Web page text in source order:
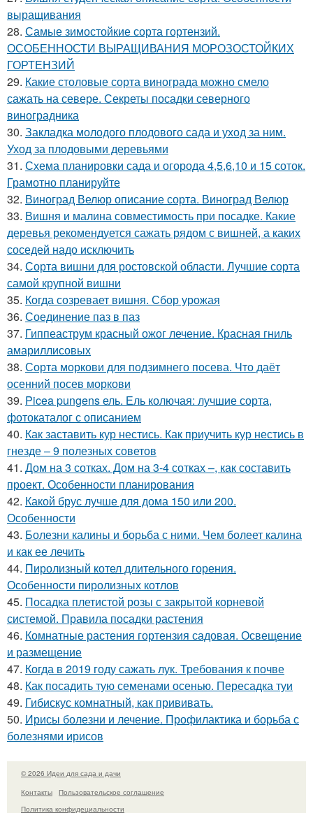
выращивания
28. Самые зимостойкие сорта гортензий.
ОСОБЕННОСТИ ВЫРАЩИВАНИЯ МОРОЗОСТОЙКИХ
ГОРТЕНЗИЙ
29. Какие столовые сорта винограда можно смело
сажать на севере. Секреты посадки северного
виноградника
30. Закладка молодого плодового сада и уход за ним.
Уход за плодовыми деревьями
31. Схема планировки сада и огорода 4,5,6,10 и 15 соток.
Грамотно планируйте
32. Виноград Велюр описание сорта. Виноград Велюр
33. Вишня и малина совместимость при посадке. Какие
деревья рекомендуется сажать рядом с вишней, а каких
соседей надо исключить
34. Сорта вишни для ростовской области. Лучшие сорта
самой крупной вишни
35. Когда созревает вишня. Сбор урожая
36. Соединение паз в паз
37. Гиппеаструм красный ожог лечение. Красная гниль
амариллисовых
38. Сорта моркови для подзимнего посева. Что даёт
осенний посев моркови
39. Picea pungens ель. Ель колючая: лучшие сорта,
фотокаталог с описанием
40. Как заставить кур нестись. Как приучить кур нестись в
гнезде – 9 полезных советов
41. Дом на 3 сотках. Дом на 3-4 сотках –, как составить
проект. Особенности планирования
42. Какой брус лучше для дома 150 или 200.
Особенности
43. Болезни калины и борьба с ними. Чем болеет калина
и как ее лечить
44. Пиролизный котел длительного горения.
Особенности пиролизных котлов
45. Посадка плетистой розы с закрытой корневой
системой. Правила посадки растения
46. Комнатные растения гортензия садовая. Освещение
и размещение
47. Когда в 2019 году сажать лук. Требования к почве
48. Как посадить тую семенами осенью. Пересадка туи
49. Гибискус комнатный, как прививать.
50. Ирисы болезни и лечение. Профилактика и борьба с
болезнями ирисов
© 2026 Идеи для сада и дачи
Контакты
Пользовательское соглашение
Политика конфидециальности